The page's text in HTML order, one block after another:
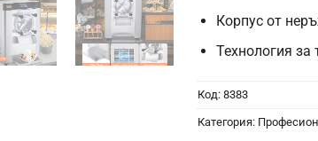
Корпус от
Технология за
Код: 8383
Категория: